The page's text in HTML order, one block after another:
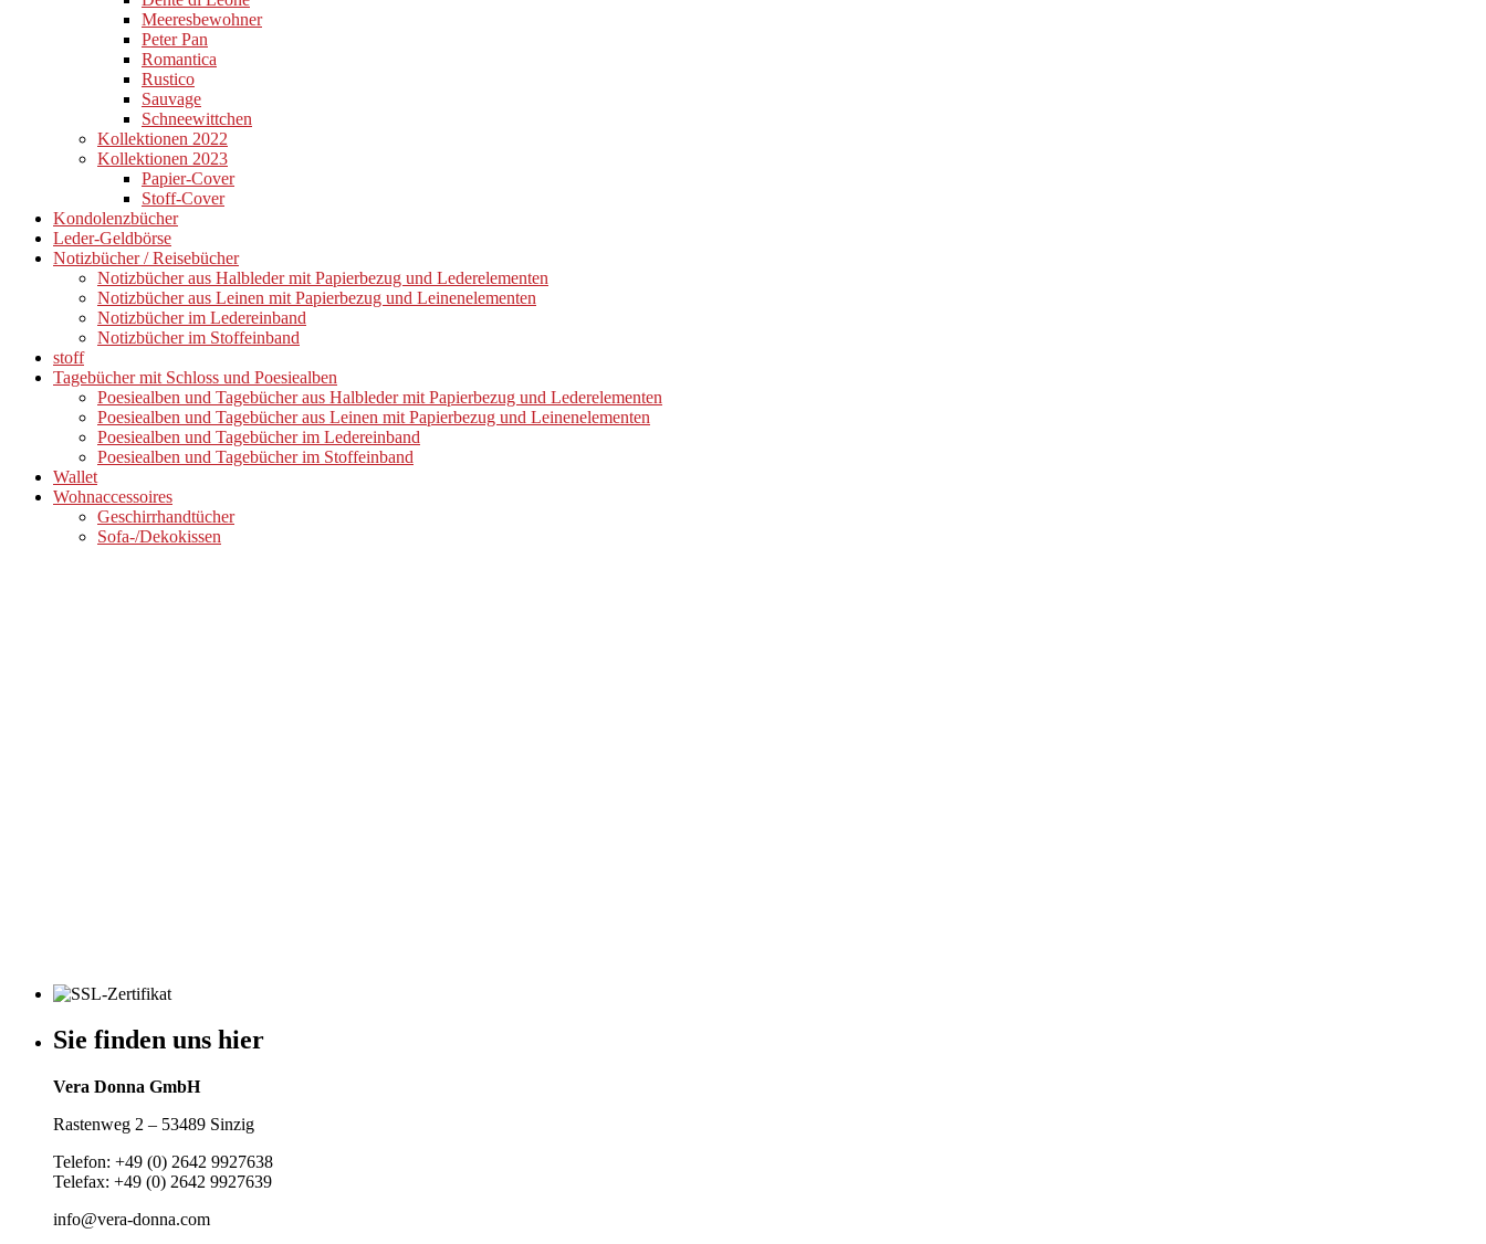
Meeresbewohner
Peter Pan
Romantica
Rustico
Sauvage
Schneewittchen
Kollektionen 2022
Kollektionen 2023
Papier-Cover
Stoff-Cover
Kondolenzbücher
Leder-Geldbörse
Notizbücher / Reisebücher
Notizbücher aus Halbleder mit Papierbezug und Lederelementen
Notizbücher aus Leinen mit Papierbezug und Leinenelementen
Notizbücher im Ledereinband
Notizbücher im Stoffeinband
stoff
Tagebücher mit Schloss und Poesiealben
Poesiealben und Tagebücher aus Halbleder mit Papierbezug und Lederelementen
Poesiealben und Tagebücher aus Leinen mit Papierbezug und Leinenelementen
Poesiealben und Tagebücher im Ledereinband
Poesiealben und Tagebücher im Stoffeinband
Wallet
Wohnaccessoires
Geschirrhandtücher
Sofa-/Dekokissen
Sie finden uns hier
Vera Donna GmbH
Rastenweg 2 – 53489 Sinzig
Telefon: +49 (0) 2642 9927638
Telefax: +49 (0) 2642 9927639
info@vera-donna.com